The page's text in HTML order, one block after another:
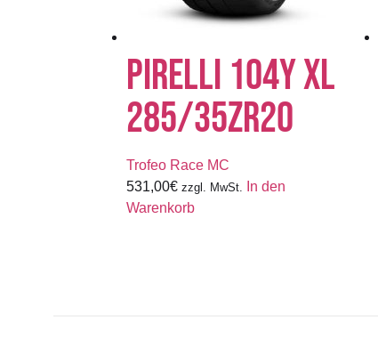
PIRELLI 104Y XL
285/35ZR20
Trofeo Race MC
531,00€ zzgl. MwSt.
In den
Warenkorb